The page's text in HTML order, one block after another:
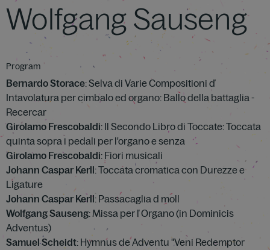
Wolfgang Sauseng
Program
Bernardo Storace: Selva di Varie Compositioni ď
Intavolatura per cimbalo ed organo: Ballo della battaglia -
Recercar
Girolamo Frescobaldi: Il Secondo Libro di Toccate: Toccata
quinta sopra i pedali per l'organo e senza
Girolamo Frescobaldi: Fiori musicali
Johann Caspar Kerll: Toccata cromatica con Durezze e
Ligature
Johann Caspar Kerll: Passacaglia d moll
Wolfgang Sauseng: Missa per ľ Organo (in Dominicis
Adventus)
Samuel Scheidt: Hymnus de Adventu "Veni Redemptor